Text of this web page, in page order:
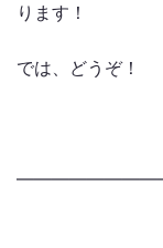
ります！
では、どうぞ！